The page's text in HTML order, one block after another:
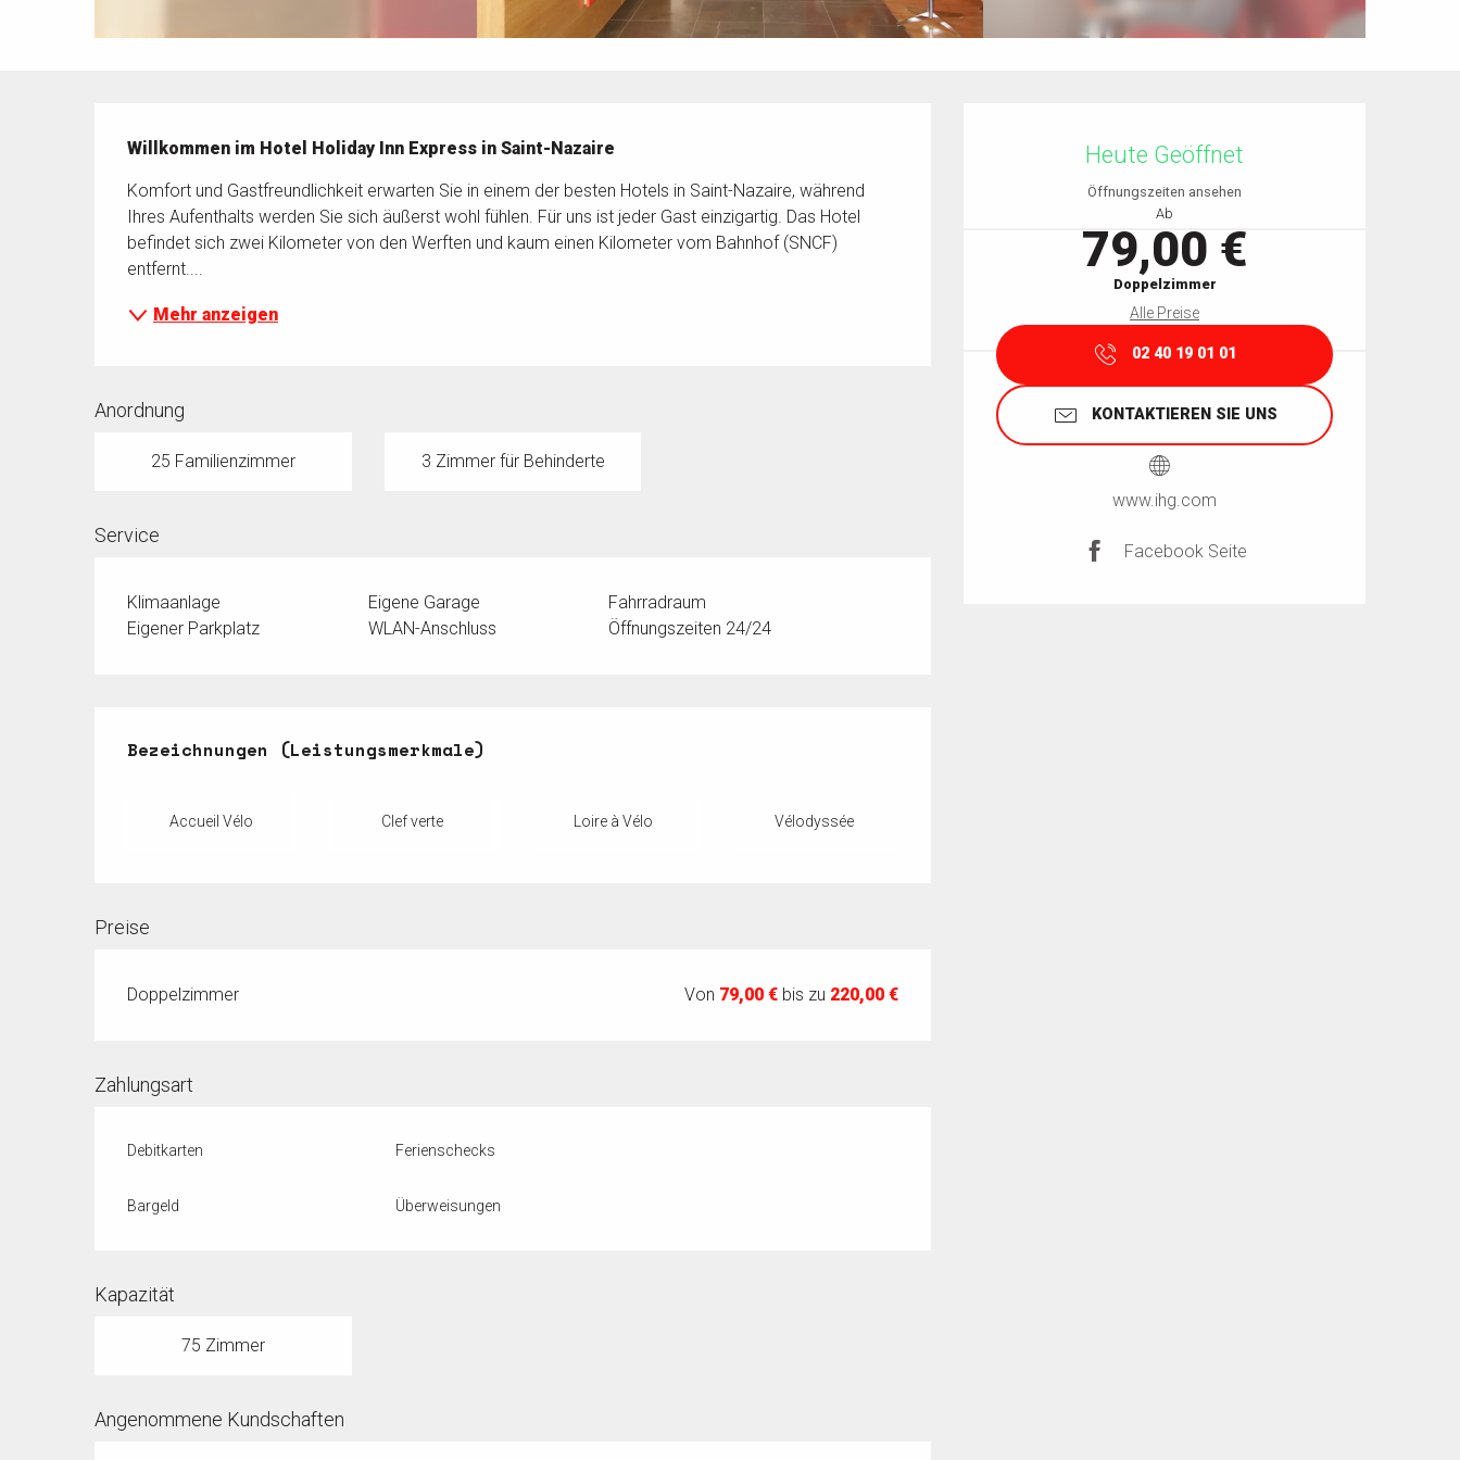
Heute Geöffnet
Öffnungszeiten ansehen
Ab
79,00 €
Doppelzimmer
Alle Preise
02 40 19 01 01
KONTAKTIEREN SIE UNS
www.ihg.com
Facebook Seite
Willkommen im Hotel Holiday Inn Express in Saint-Nazaire
Komfort und Gastfreundlichkeit erwarten Sie in einem der besten Hotels in Saint-Nazaire, während
Ihres Aufenthalts werden Sie sich äußerst wohl fühlen. Für uns ist jeder Gast einzigartig. Das Hotel
befindet sich zwei Kilometer von den Werften und kaum einen Kilometer vom Bahnhof (SNCF)
entfernt....
Mehr anzeigen
Anordnung
25 Familienzimmer 3 Zimmer für Behinderte
Service
Klimaanlage Eigene Garage
Fahrradraum
Eigener Parkplatz
WLAN-Anschluss Öffnungszeiten 24/24
Bezeichnungen (Leistungsmerkmale)
Bezeichnungen (Leistungsmerkmale)
Accueil Vélo Clef verte Loire à Vélo Vélodyssée
Preise
Doppelzimmer Von 79,00 € bis zu 220,00 €
Zahlungsart
Debitkarten Ferienschecks
Bargeld Überweisungen
Kapazität
75 Zimmer
Angenommene Kundschaften